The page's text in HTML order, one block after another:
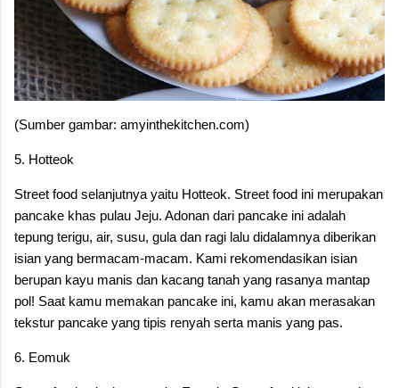
(Sumber gambar: amyinthekitchen.com)
5. Hotteok
Street food selanjutnya yaitu Hotteok. Street food ini merupakan
pancake khas pulau Jeju. Adonan dari pancake ini adalah
tepung terigu, air, susu, gula dan ragi lalu didalamnya diberikan
isian yang bermacam-macam. Kami rekomendasikan isian
berupan kayu manis dan kacang tanah yang rasanya mantap
pol! Saat kamu memakan pancake ini, kamu akan merasakan
tekstur pancake yang tipis renyah serta manis yang pas.
6. Eomuk